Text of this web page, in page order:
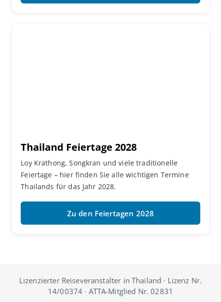
Thailand Feiertage 2028
Loy Krathong, Songkran und viele traditionelle
Feiertage – hier finden Sie alle wichtigen Termine
Thailands für das Jahr 2028.
Zu den Feiertagen 2028
Lizenzierter Reiseveranstalter in Thailand · Lizenz Nr.
14/00374 · ATTA-Mitglied Nr. 02831